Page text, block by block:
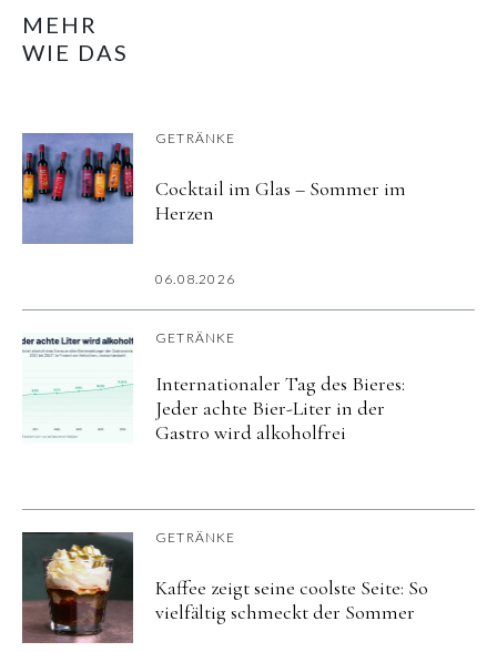
MEHR
WIE DAS
GETRÄNKE
Cocktail im Glas – Sommer im
Herzen
06.08.2026
GETRÄNKE
Internationaler Tag des Bieres:
Jeder achte Bier-Liter in der
Gastro wird alkoholfrei
GETRÄNKE
Kaffee zeigt seine coolste Seite: So
vielfältig schmeckt der Sommer